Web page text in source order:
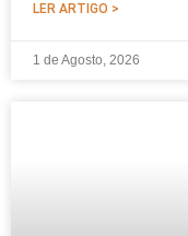
LER ARTIGO >
1 de Agosto, 2026